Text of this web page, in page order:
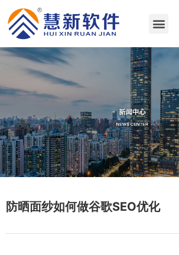
防晒面纱如何做谷歌SEO优化